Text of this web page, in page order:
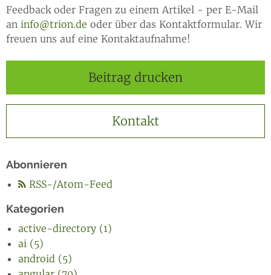
Feedback oder Fragen zu einem Artikel - per E-Mail
an info@trion.de oder über das Kontaktformular. Wir
freuen uns auf eine Kontaktaufnahme!
Beitrag drucken
Kontakt
Abonnieren
RSS-/Atom-Feed
Kategorien
active-directory (1)
ai (5)
android (5)